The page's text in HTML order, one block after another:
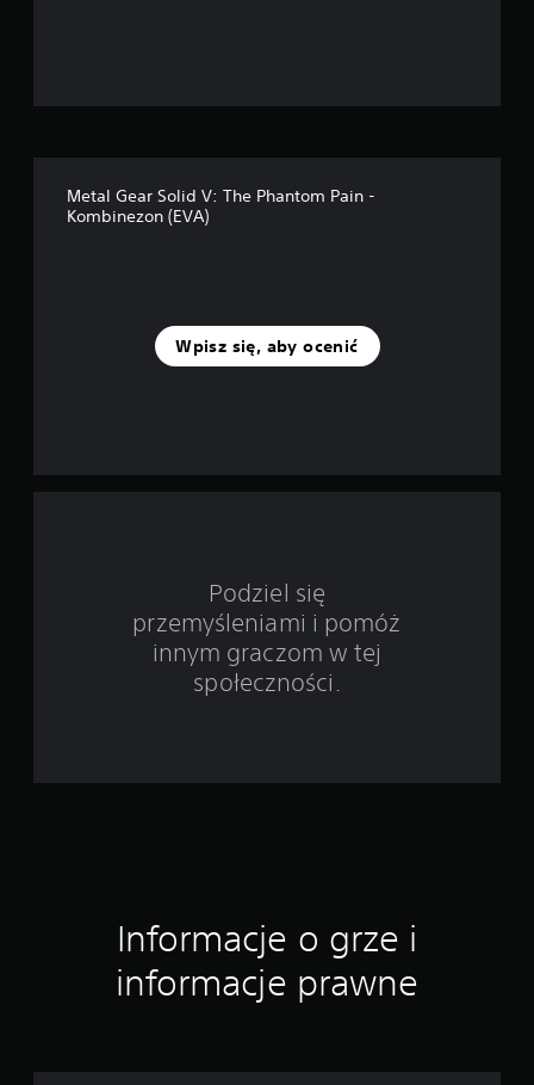
—
t
7
Metal Gear Solid V: The Phantom Pain -
Kombinezon (EVA)
Wpisz się, aby ocenić
Podziel się
przemyśleniami i pomóż
innym graczom w tej
społeczności.
Informacje o grze i
informacje prawne